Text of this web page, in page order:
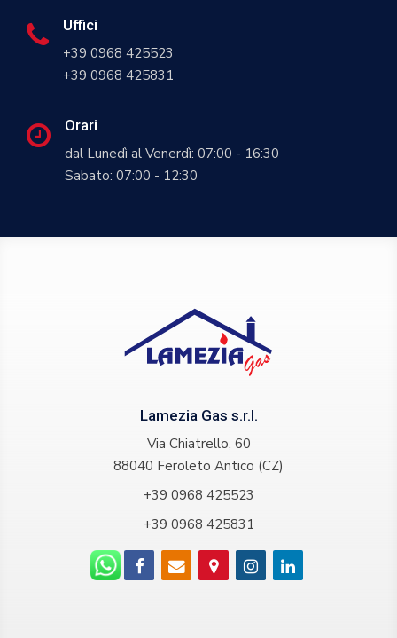
Uffici
+39 0968 425523
+39 0968 425831
Orari
dal Lunedì al Venerdì: 07:00 - 16:30
Sabato: 07:00 - 12:30
Lamezia Gas s.r.l.
Via Chiatrello, 60
88040 Feroleto Antico (CZ)
+39 0968 425523
+39 0968 425831